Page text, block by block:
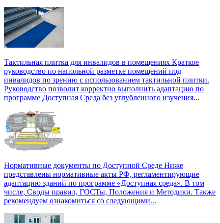
Тактильная плитка для инвалидов в помещениях Краткое
руководство по напольной разметке помещений под
инвалидов по зрению с использованием тактильной плитки.
Руководство позволит корректно выполнить адаптацию по
программе Доступная Среда без углубленного изучения...
Нормативные документы по Доступной Среде Ниже
представлены нормативные акты РФ, регламентирующие
адаптацию зданий по программе «Доступная среда». В том
числе, Своды правил, ГОСТы, Положения и Методики. Также
рекомендуем ознакомиться со следующими...